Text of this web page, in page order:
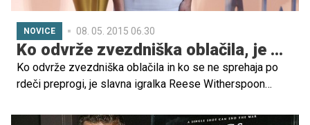
NOVICE 08. 05. 2015 06.30
Ko odvrže zvezdniška oblačila, je …
Ko odvrže zvezdniška oblačila in ko se ne sprehaja po
rdeči preprogi, je slavna igralka Reese Witherspoon
Monici ravno v trenutku, ko so se odpravljali na kosilo.